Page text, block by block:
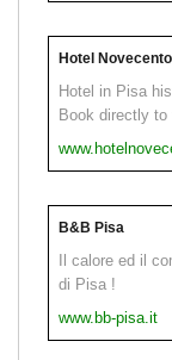
Hotel
Hotel in Pisa
Book directly to
B&B Pisa
Il calore ed il
di Pisa !
www.bb-pisa.it